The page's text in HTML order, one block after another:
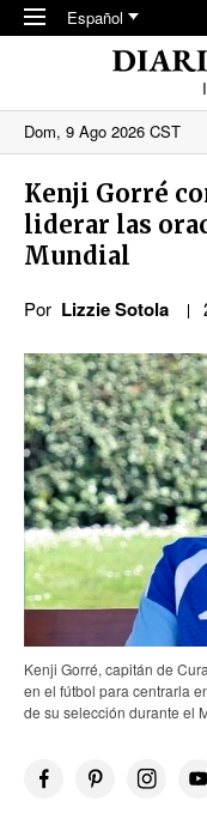
Skip to main content
Español
Dom, 9 Ago 2026 CST
Kenji Gorré
liderar las
Mundial
Por Lizzie Sotola
Kenji Gorré, capitán de
en el fútbol para centrarla
de su selección durante el